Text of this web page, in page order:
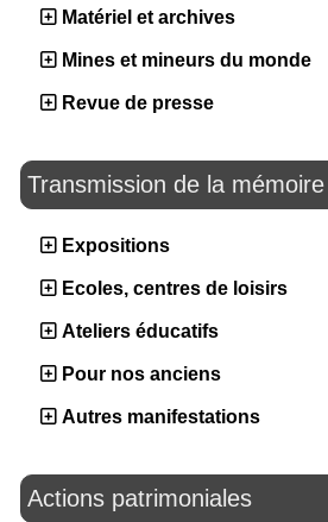
Matériel et archives
Mines et mineurs du monde
Revue de presse
Transmission de la mémoire
Expositions
Ecoles, centres de loisirs
Ateliers éducatifs
Pour nos anciens
Autres manifestations
Actions patrimoniales